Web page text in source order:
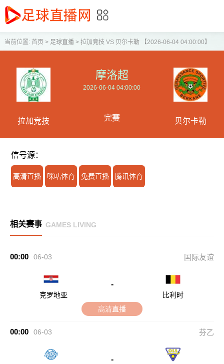
当前位置: 首页 > 足球直播> 拉加竞技 VS 贝尔卡勒 【2026-06-04 04:00:00】
拉加竞技
摩洛超
2026-06-04 04:00:00
完赛 贝尔卡勒
信号源：
高清直播 咪咕体育 免费直播 腾讯体育
相关赛事 GAMES LIVING
00:00 06-03 国际友谊
克罗地亚
-
比利时
高清直播
00:00 06-03 芬乙
-